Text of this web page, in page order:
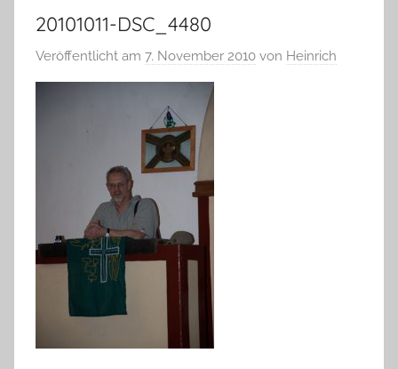
20101011-DSC_4480
Veröffentlicht am 7. November 2010 von Heinrich